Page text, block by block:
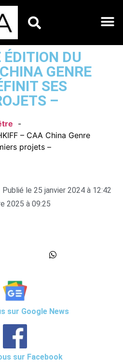
ÉDITION DU
GENRE
SES
–
– CAA China Genre
projets –
Publié le 25 janvier 2024 à 12:42
2025 à 09:25
sur Google News
sur Facebook